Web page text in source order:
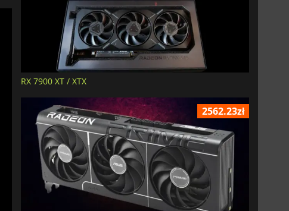
RX 7900 XT / XTX
2562.23zł